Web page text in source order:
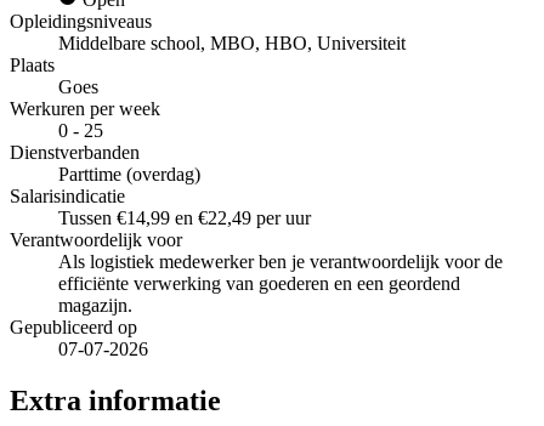
Opleidingsniveaus
Middelbare school, MBO, HBO, Universiteit
Plaats
Goes
Werkuren per week
0 - 25
Dienstverbanden
Parttime (overdag)
Salarisindicatie
Tussen €14,99 en €22,49 per uur
Verantwoordelijk voor
Als logistiek medewerker ben je verantwoordelijk voor de
efficiënte verwerking van goederen en een geordend
magazijn.
Gepubliceerd op
07-07-2026
Extra informatie